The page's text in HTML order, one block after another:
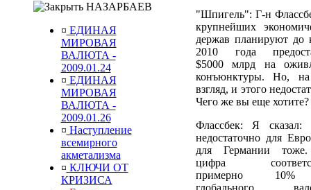
НАЗАРБАЕВ
¤ ЕДИНАЯ
МИРОВАЯ
ВАЛЮТА -
2009.01.24
¤ ЕДИНАЯ
МИРОВАЯ
ВАЛЮТА -
2009.01.26
¤ Наступление
всемирного
акметализма
¤ КЛЮЧИ ОТ
КРИЗИСА
"Шпигель": Г-н
крупнейших
держав планируют до
2010 года
$5000 млрд на
конъюнктуры. Но,
взгляд, и этого
Чего же вы еще хотите?
Флассбек: Я сказал:
недостаточно для
для Германии
цифра
примерно
глобального